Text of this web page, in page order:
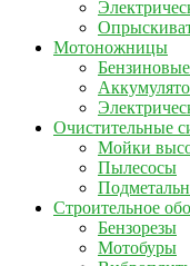
Мотоножницы
Очистительные
Мойки
Пылесосы
Строительное
Бензорезы
Мотобуры